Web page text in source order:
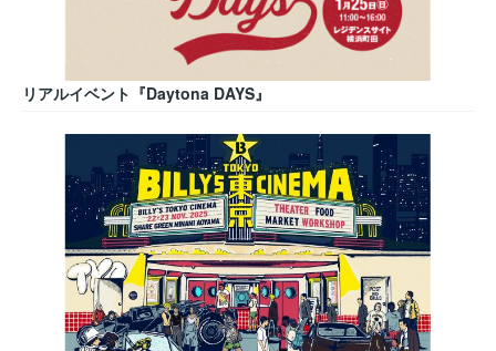
リアルイベント『Daytona DAYS』